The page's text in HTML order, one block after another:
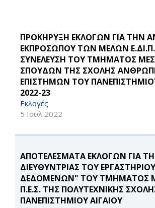
ΠΡΟΚΗΡΥΞΗ ΕΚΛΟΓΩΝ ΓΙΑ ΤΗΝ
ΕΚΠΡΟΣΩΠΟΥ ΤΩΝ ΜΕΛΩΝ
ΣΥΝΕΛΕΥΣΗ ΤΟΥ ΤΜΗΜΑΤΟΣ
ΣΠΟΥΔΩΝ ΤΗΣ ΣΧΟΛΗΣ
ΕΠΙΣΤΗΜΩΝ ΤΟΥ
2022-23
Εκλογές
5 Ιουλ 2022
ΑΠΟΤΕΛΕΣΜΑΤΑ ΕΚΛΟΓΩΝ ΓΙΑ
ΔΙΕΥΘΥΝΤΡΙΑΣ ΤΟΥ
ΔΕΔΟΜΕΝΩΝ" ΤΟΥ ΤΜΗΜΑΤΟΣ
Π.Ε.Σ. ΤΗΣ ΠΟΛΥΤΕΧΝΙΚΗΣ
ΠΑΝΕΠΙΣΤΗΜΙΟΥ ΑΙΓΑΙΟΥ